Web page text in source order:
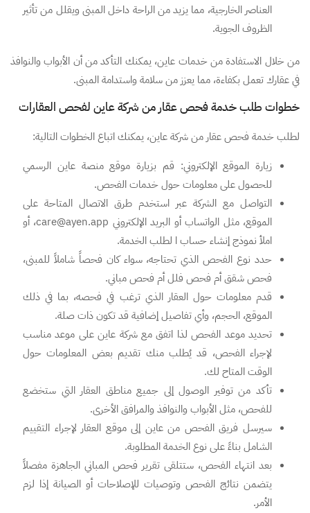
العناصر الخارجية، مما يزيد من الراحة داخل المبنى ويقلل من تأثير
الظروف الجوية.
من خلال الاستفادة من خدمات عاين، يمكنك التأكد من أن الأبواب والنوافذ
في عقارك تعمل بكفاءة، مما يعزز من سلامة واستدامة المبنى.
خطوات طلب خدمة فحص عقار من شركة عاين لفحص العقارات
لطلب خدمة فحص عقار من شركة عاين، يمكنك اتباع الخطوات التالية:
زيارة الموقع الإلكتروني: قم بزيارة موقع منصة عاين الرسمي
للحصول على معلومات حول خدمات الفحص.
التواصل مع الشركة عبر استخدم طرق الاتصال المتاحة على
الموقع، مثل الواتساب أو البريد الإلكتروني care@ayen.app، أو
املأ نموذج إنشاء حساب ا لطلب الخدمة.
حدد نوع الفحص الذي تحتاجه، سواء كان فحصاً شاملاً للمبنى،
فحص شقق أم فحص فلل أم فحص مباني.
قدم معلومات حول العقار الذي ترغب في فحصه، بما في ذلك
الموقع، الحجم، وأي تفاصيل إضافية قد تكون ذات صلة.
تحديد موعد الفحص لذا اتفق مع شركة عاين على موعد مناسب
لإجراء الفحص، قد يُطلب منك تقديم بعض المعلومات حول
الوقت المتاح لك.
تأكد من توفير الوصول إلى جميع مناطق العقار التي ستخضع
للفحص، مثل الأبواب والنوافذ والمرافق الأخرى.
سيرسل فريق الفحص من عاين إلى موقع العقار لإجراء التقييم
الشامل بناءً على نوع الخدمة المطلوبة.
بعد انتهاء الفحص، ستتلقى تقرير فحص المباني الجاهزة مفصلاً
يتضمن نتائج الفحص وتوصيات للإصلاحات أو الصيانة إذا لزم
الأمر.